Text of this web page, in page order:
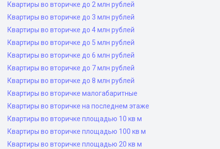
Квартиры во вторичке до 2 млн рублей
Квартиры во вторичке до 3 млн рублей
Квартиры во вторичке до 4 млн рублей
Квартиры во вторичке до 5 млн рублей
Квартиры во вторичке до 6 млн рублей
Квартиры во вторичке до 7 млн рублей
Квартиры во вторичке до 8 млн рублей
Квартиры во вторичке малогабаритные
Квартиры во вторичке на последнем этаже
Квартиры во вторичке площадью 10 кв м
Квартиры во вторичке площадью 100 кв м
Квартиры во вторичке площадью 20 кв м